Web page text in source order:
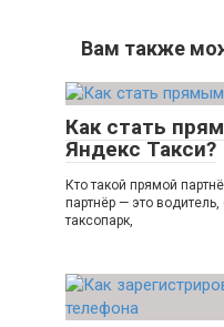
Вам также
Как стать
Яндекс Такси?
Кто такой прямой
партнёр — это
таксопарк,